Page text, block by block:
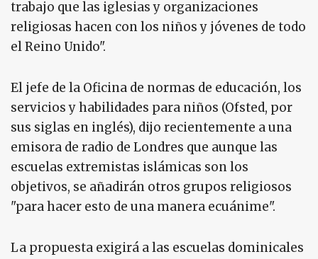
trabajo que las iglesias y organizaciones
religiosas hacen con los niños y jóvenes de todo
el Reino Unido".
El jefe de la Oficina de normas de educación, los
servicios y habilidades para niños (Ofsted, por
sus siglas en inglés), dijo recientemente a una
emisora de radio de Londres que aunque las
escuelas extremistas islámicas son los
objetivos, se añadirán otros grupos religiosos
"para hacer esto de una manera ecuánime".
La propuesta exigirá a las escuelas dominicales